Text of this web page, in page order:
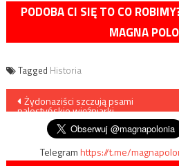
PODOBA CI SIĘ TO CO
MAGNA
Tagged Historia
Nawigacja
wpisu
Żydonaziści szczują psami
palestyńskie więźniarki
Telegramhttps://t.me/